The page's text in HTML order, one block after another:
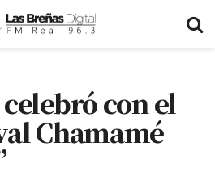
con el
Chamamé